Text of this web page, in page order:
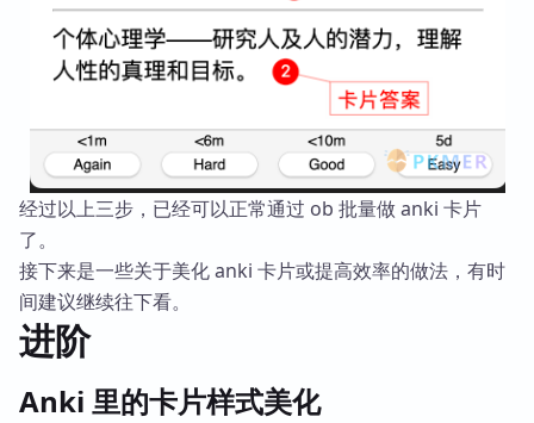
经过以上三步，已经可以正常通过 ob 批量做 anki 卡片
了。
接下来是一些关于美化 anki 卡片或提高效率的做法，有时
间建议继续往下看。
进阶
Anki 里的卡片样式美化